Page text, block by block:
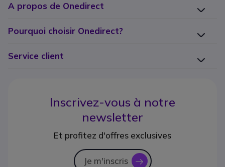
A propos de Onedirect
Pourquoi choisir Onedirect?
Service client
Inscrivez-vous à notre
newsletter
Et profitez d'offres exclusives
Je m'inscris icon